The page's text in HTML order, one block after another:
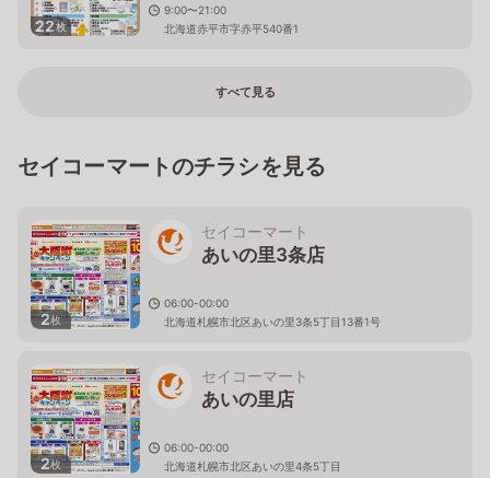
22枚
9:00〜21:00
北海道赤平市字赤平540番1
すべて見る
セイコーマートのチラシを見る
2枚
セイコーマート
あいの里3条店
06:00-00:00
北海道札幌市北区あいの里3条5丁目13番1号
2枚
セイコーマート
あいの里店
06:00-00:00
北海道札幌市北区あいの里4条5丁目